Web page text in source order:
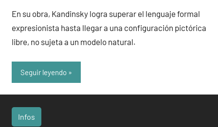
En su obra, Kandinsky logra superar el lenguaje formal
expresionista hasta llegar a una configuración pictórica
libre, no sujeta a un modelo natural.
Seguir leyendo
Infos